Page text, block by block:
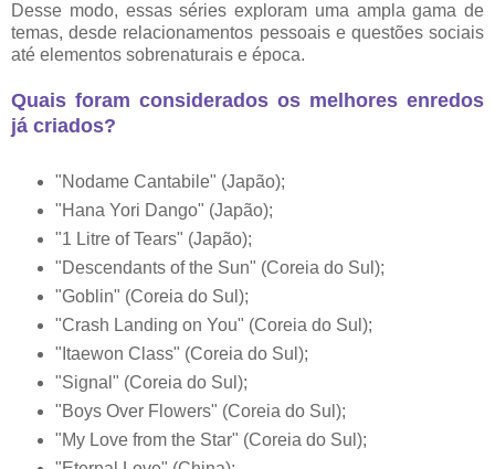
Desse modo, essas séries exploram uma ampla gama de
temas, desde relacionamentos pessoais e questões sociais
até elementos sobrenaturais e época.
Quais foram considerados os melhores enredos
já criados?
"Nodame Cantabile" (Japão);
"Hana Yori Dango" (Japão);
"1 Litre of Tears" (Japão);
"Descendants of the Sun" (Coreia do Sul);
"Goblin" (Coreia do Sul);
"Crash Landing on You" (Coreia do Sul);
"Itaewon Class" (Coreia do Sul);
"Signal" (Coreia do Sul);
"Boys Over Flowers" (Coreia do Sul);
"My Love from the Star" (Coreia do Sul);